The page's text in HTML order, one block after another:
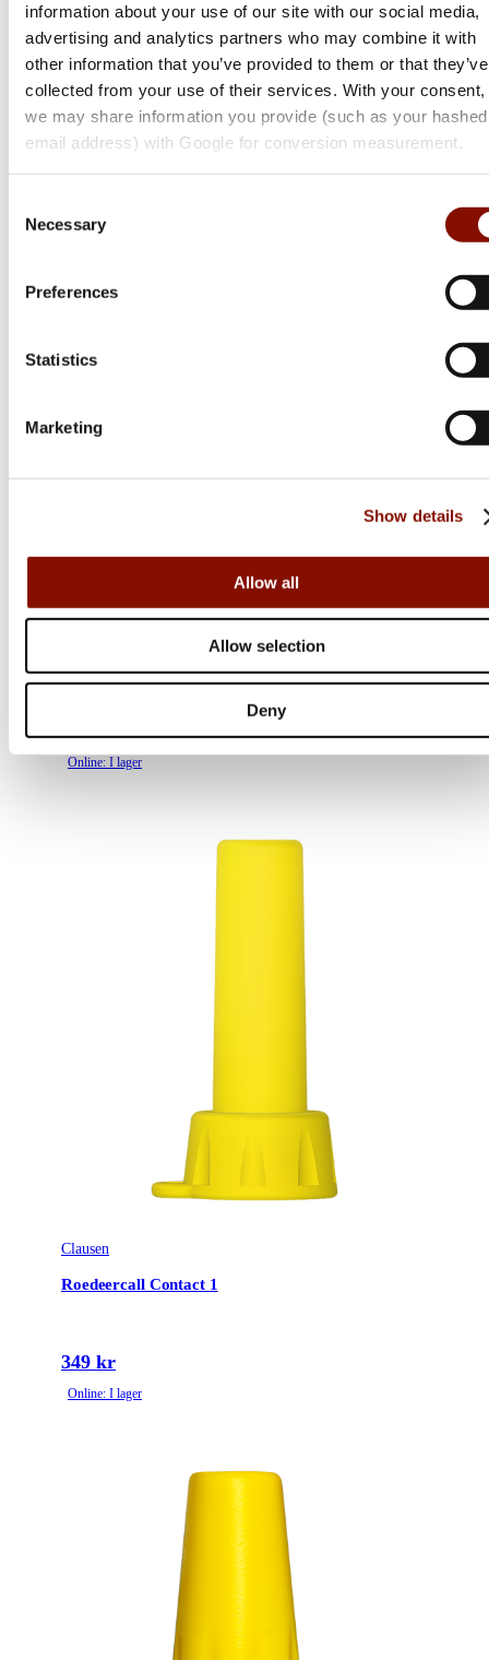
information about your use of our site with our social media,
advertising and analytics partners who may combine it with
other information that you’ve provided to them or that they’ve
collected from your use of their services. With your consent,
we may share information you provide (such as your hashed
email address) with Google for conversion measurement.
Selection
Necessary
Preferences
Statistics
Marketing
Show details
Allow all
Allow selection
Deny
Roedeercall Pro
399 kr
Clausen
Roedeercall Ultimate
399 kr
Online: I lager
Clausen
Roedeercall Contact 1
349 kr
Online: I lager